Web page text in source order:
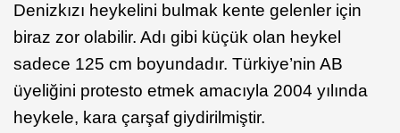
Denizkızı heykelini bulmak kente gelenler için
biraz zor olabilir. Adı gibi küçük olan heykel
sadece 125 cm boyundadır. Türkiye’nin AB
üyeliğini protesto etmek amacıyla 2004 yılında
heykele, kara çarşaf giydirilmiştir.